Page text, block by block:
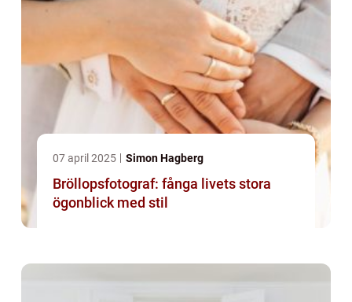
07 april 2025 Simon Hagberg
Bröllopsfotograf: fånga livets stora
ögonblick med stil